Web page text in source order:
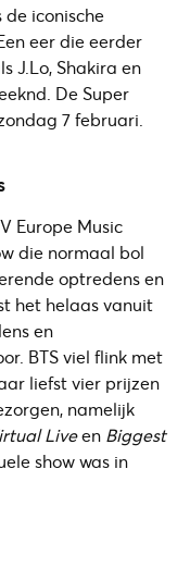
iconische
eer die eerder
J.Lo, Shakira en
De Super
7 februari.
Europe Music
die normaal bol
optredens en
het helaas vanuit
en
BTS viel flink met
liefst vier prijzen
namelijk
Liveen Biggest
show was in